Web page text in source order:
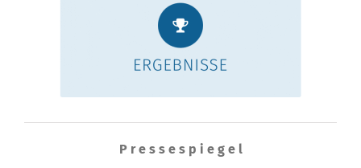
P r e s s e s p i e g e l